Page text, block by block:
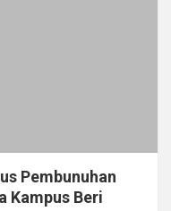
Pembunuhan
Kampus Beri